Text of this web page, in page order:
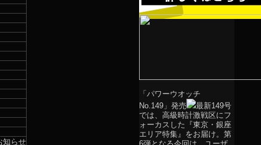
知らせ
「パワーウオッチ
No.149」発売
最新149号
では、高級時計激戦区にフ
ォーカスした『東京・銀座
エリア特集』をお届け。第